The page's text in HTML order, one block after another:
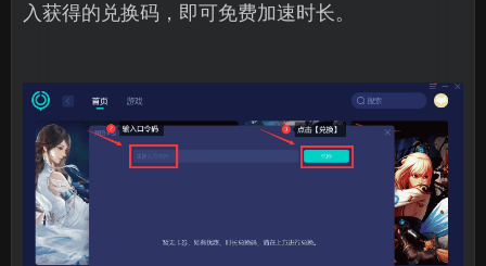
入获得的兑换码，即可免费加速时长。